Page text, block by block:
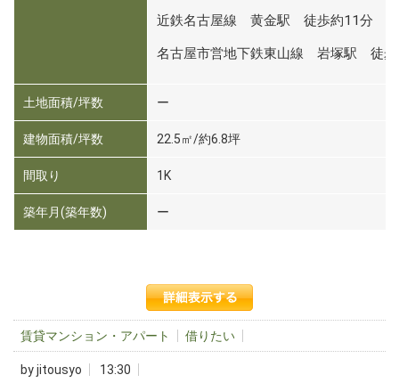
近鉄名古屋線 黄金駅 徒歩約11分
名古屋市営地下鉄東山線 岩塚駅 徒歩
土地面積/坪数 ー
建物面積/坪数 22.5㎡/約6.8坪
間取り 1K
築年月(築年数) ー
賃貸マンション・アパート 借りたい
byjitousyo 13:30